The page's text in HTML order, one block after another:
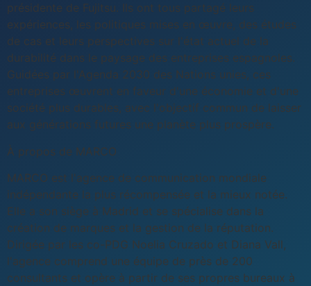
présidente de Fujitsu. Ils ont tous partagé leurs
expériences, les politiques mises en œuvre, des études
de cas et leurs perspectives sur l'état actuel de la
durabilité dans le paysage des entreprises espagnoles.
Guidées par l'Agenda 2030 des Nations unies, ces
entreprises œuvrent en faveur d'une économie et d'une
société plus durables, avec l'objectif commun de laisser
aux générations futures une planète plus prospère.
À propos de MARCO
MARCO est l'agence de communication mondiale
indépendante la plus récompensée et la mieux notée.
Elle a son siège à Madrid et se spécialise dans la
création de marques et la gestion de la réputation.
Dirigée par les co-PDG Noelia Cruzado et Diana Vall,
l'agence comprend une équipe de près de 200
consultants et opère à partir de ses propres bureaux à